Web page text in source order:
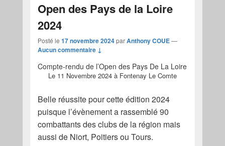
Open des Pays de la Loire
2024
Posté le 17 novembre 2024parAnthony COUE—
Aucun commentaire ↓
Compte-rendu de l’Open des Pays De La Loire
Le 11 Novembre 2024 à Fontenay Le Comte
Belle réussite pour cette édition 2024
puisque l’évènement a rassemblé 90
combattants des clubs de la région mais
aussi de Niort, Poitiers ou Tours.